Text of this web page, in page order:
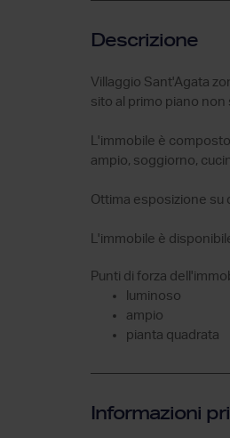
Descrizione
Villaggio Sant'Agata
sito al primo piano
L'immobile è
ampio, soggiorno,
Ottima esposizione su
L'immobile è
Punti di forza
luminoso
ampio
pianta quadrata
Informazioni